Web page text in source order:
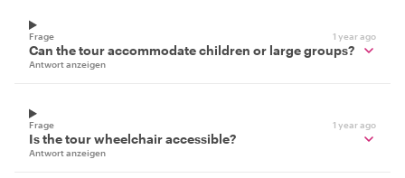
Frage 1 year ago
Can the tour accommodate children or large groups?
Antwort anzeigen
Frage 1 year ago
Is the tour wheelchair accessible?
Antwort anzeigen